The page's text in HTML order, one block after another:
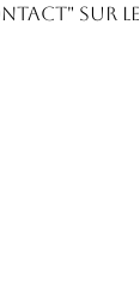
sur le